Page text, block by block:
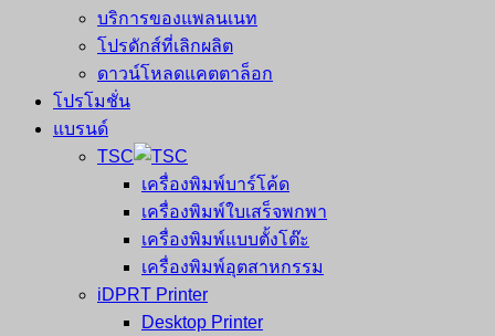
บริการของแพลนเนท
โปรดักส์ที่เลิกผลิต
ดาวน์โหลดแคตตาล็อก
โปรโมชั่น
แบรนด์
TSC
เครื่องพิมพ์บาร์โค้ด
เครื่องพิมพ์ใบเสร็จพกพา
เครื่องพิมพ์แบบตั้งโต๊ะ
เครื่องพิมพ์อุตสาหกรรม
iDPRT Printer
Desktop Printer